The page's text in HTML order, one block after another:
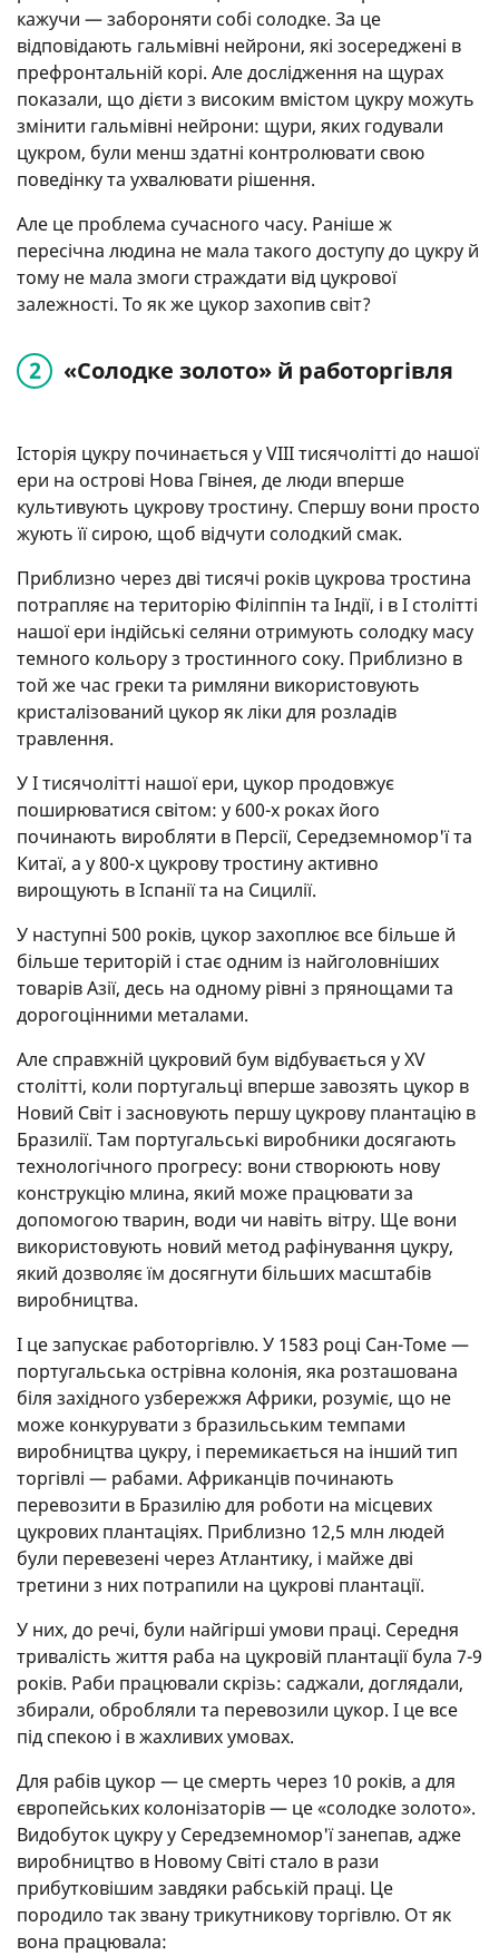
кажучи — забороняти собі солодке. За це
відповідають гальмівні нейрони, які зосереджені в
префронтальній корі. Але дослідження на щурах
показали, що дієти з високим вмістом цукру можуть
змінити гальмівні нейрони: щури, яких годували
цукром, були менш здатні контролювати свою
поведінку та ухвалювати рішення.
Але це проблема сучасного часу. Раніше ж
пересічна людина не мала такого доступу до цукру й
тому не мала змоги страждати від цукрової
залежності. То як же цукор захопив світ?
«Солодке золото» й работоргівля
Історія цукру починається у VIII тисячолітті до нашої
ери на острові Нова Гвінея, де люди вперше
культивують цукрову тростину. Спершу вони просто
жують її сирою, щоб відчути солодкий смак.
Приблизно через дві тисячі років цукрова тростина
потрапляє на територію Філіппін та Індії, і в I столітті
нашої ери індійські селяни отримують солодку масу
темного кольору з тростинного соку. Приблизно в
той же час греки та римляни використовують
кристалізований цукор як ліки для розладів
травлення.
У I тисячолітті нашої ери, цукор продовжує
поширюватися світом: у 600-х роках його
починають виробляти в Персії, Середземномор'ї та
Китаї, а у 800-х цукрову тростину активно
вирощують в Іспанії та на Сицилії.
У наступні 500 років, цукор захоплює все більше й
більше територій і стає одним із найголовніших
товарів Азії, десь на одному рівні з прянощами та
дорогоцінними металами.
Але справжній цукровий бум відбувається у XV
столітті, коли португальці вперше завозять цукор в
Новий Світ і засновують першу цукрову плантацію в
Бразилії. Там португальські виробники досягають
технологічного прогресу: вони створюють нову
конструкцію млина, який може працювати за
допомогою тварин, води чи навіть вітру. Ще вони
використовують новий метод рафінування цукру,
який дозволяє їм досягнути більших масштабів
виробництва.
І це запускає работоргівлю. У 1583 році Сан-Томе —
португальська острівна колонія, яка розташована
біля західного узбережжя Африки, розуміє, що не
може конкурувати з бразильським темпами
виробництва цукру, і перемикається на інший тип
торгівлі — рабами. Африканців починають
перевозити в Бразилію для роботи на місцевих
цукрових плантаціях. Приблизно 12,5 млн людей
були перевезені через Атлантику, і майже дві
третини з них потрапили на цукрові плантації.
У них, до речі, були найгірші умови праці. Середня
тривалість життя раба на цукровій плантації була 7-9
років. Раби працювали скрізь: саджали, доглядали,
збирали, обробляли та перевозили цукор. І це все
під спекою і в жахливих умовах.
Для рабів цукор — це смерть через 10 років, а для
європейських колонізаторів — це «солодке золото».
Видобуток цукру у Середземномор'ї занепав, адже
виробництво в Новому Світі стало в рази
прибутковішим завдяки рабській праці. Це
породило так звану трикутникову торгівлю. От як
вона працювала: